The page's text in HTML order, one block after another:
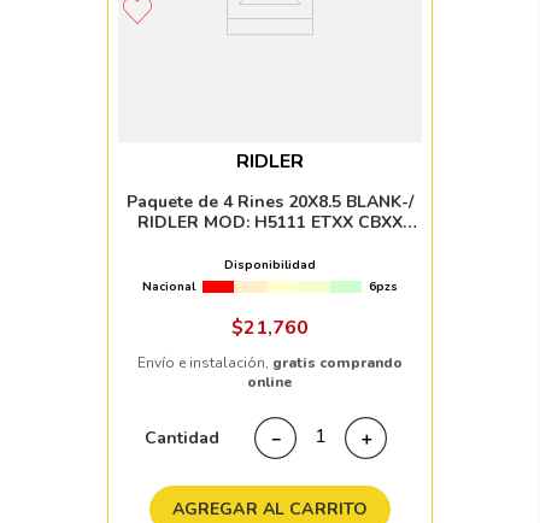
RIDLER
Paquete de 4 Rines 20X8.5 BLANK-/
RIDLER MOD: H5111 ETXX CBXX
Disponibilidad
Nacional
6pzs
$21,760
Envío e instalación, gratis comprando
online
Cantidad ＋
－
AGREGAR AL CARRITO